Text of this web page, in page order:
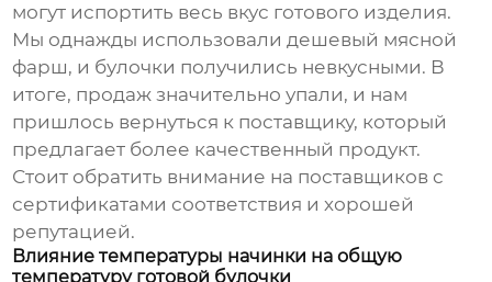
могут испортить весь вкус готового изделия.
Мы однажды использовали дешевый мясной
фарш, и булочки получились невкусными. В
итоге, продаж значительно упали, и нам
пришлось вернуться к поставщику, который
предлагает более качественный продукт.
Стоит обратить внимание на поставщиков с
сертификатами соответствия и хорошей
репутацией.
Влияние температуры начинки на общую
температуру готовой булочки